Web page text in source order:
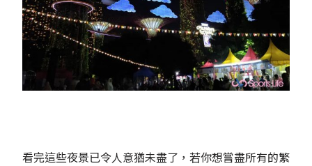
看完這些夜景已令人意猶未盡了，若你想嘗盡所有的繁